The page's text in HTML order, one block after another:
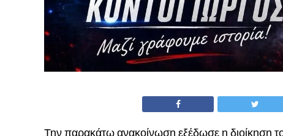
Την παρακάτω ανακοίνωση εξέδωσε η διοίκηση